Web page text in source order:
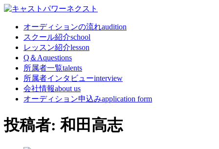
オーディションの流れaudition
スクール紹介school
レッスン紹介lesson
Q＆Aquestions
所属者一覧talents
所属者インタビューinterview
会社情報about us
オーディション申込みapplication form
投稿者: 和田高志